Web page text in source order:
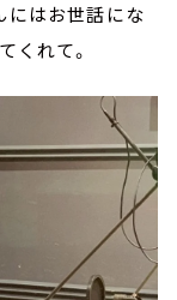
にはお世話にな
くれて。